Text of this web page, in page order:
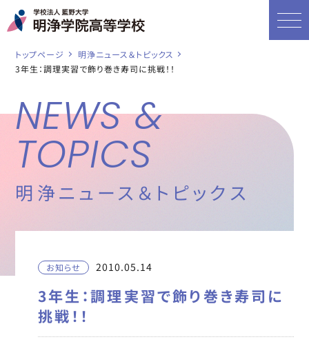
トップページ
明浄ニュース＆トピックス
3年生：調理実習で飾り巻き寿司に挑戦！！
NEWS &
TOPICS
明浄ニュース＆トピックス
お知らせ 2010.05.14
3年生：調理実習で飾り巻き寿司に
挑戦！！